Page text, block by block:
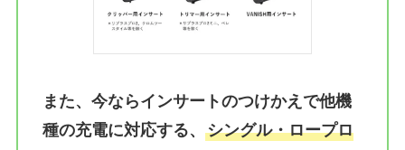
また、今ならインサートのつけかえで他機
種の充電に対応する、 シングル・ロープロ